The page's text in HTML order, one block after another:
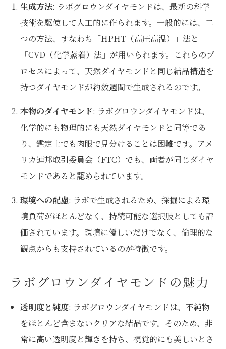
生成方法: ラボグロウンダイヤモンドは、最新の科学
技術を駆使して人工的に作られます。一般的には、二
つの方法、すなわち「HPHT（高圧高温）」法と
「CVD（化学蒸着）法」が用いられます。これらのプ
ロセスによって、天然ダイヤモンドと同じ結晶構造を
持つダイヤモンドが約数週間で生成されるのです。
本物のダイヤモンド: ラボグロウンダイヤモンドは、
化学的にも物理的にも天然ダイヤモンドと同等であ
り、鑑定士でも肉眼で見分けることは困難です。アメ
リカ連邦取引委員会（FTC）でも、両者が同じダイヤ
モンドであると認められています。
環境への配慮: ラボで生成されるため、採掘による環
境負荷がほとんどなく、持続可能な選択肢としても評
価されています。環境に優しいだけでなく、倫理的な
観点からも支持されているのが特徴です。
ラボグロウンダイヤモンドの魅力
透明度と純度: ラボグロウンダイヤモンドは、不純物
をほとんど含まないクリアな結晶です。そのため、非
常に高い透明度と輝きを持ち、視覚的にも美しいとさ